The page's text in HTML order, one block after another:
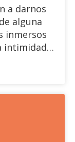
a darnos
alguna
inmersos
intimidad